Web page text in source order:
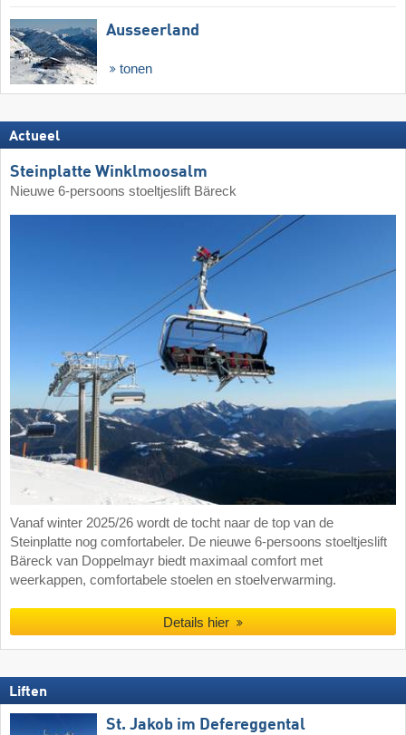
Ausseerland
tonen
Actueel
Steinplatte Winklmoosalm
Nieuwe 6-persoons stoeltjeslift Bäreck
Vanaf winter 2025/26 wordt de tocht naar de top van de
Steinplatte nog comfortabeler. De nieuwe 6-persoons stoeltjeslift
Bäreck van Doppelmayr biedt maximaal comfort met
weerkappen, comfortabele stoelen en stoelverwarming.
Details hier
Liften
St. Jakob im Defereggental